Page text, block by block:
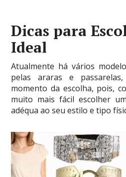
Dicas para
Ideal
Atualmente há vários
pelas araras e
momento da escolha, pois,
muito mais fácil escolher
adéqua ao seu estilo e tipo